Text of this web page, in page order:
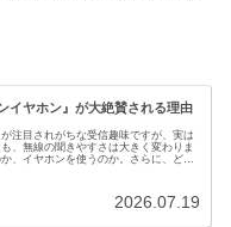
イヤホン』が大絶賛される理由
注目されがちな受信趣味ですが、実は
、無線の聞きやすさは大きく変わりま
、イヤホンを使うのか。さらに、どの
2026.07.19